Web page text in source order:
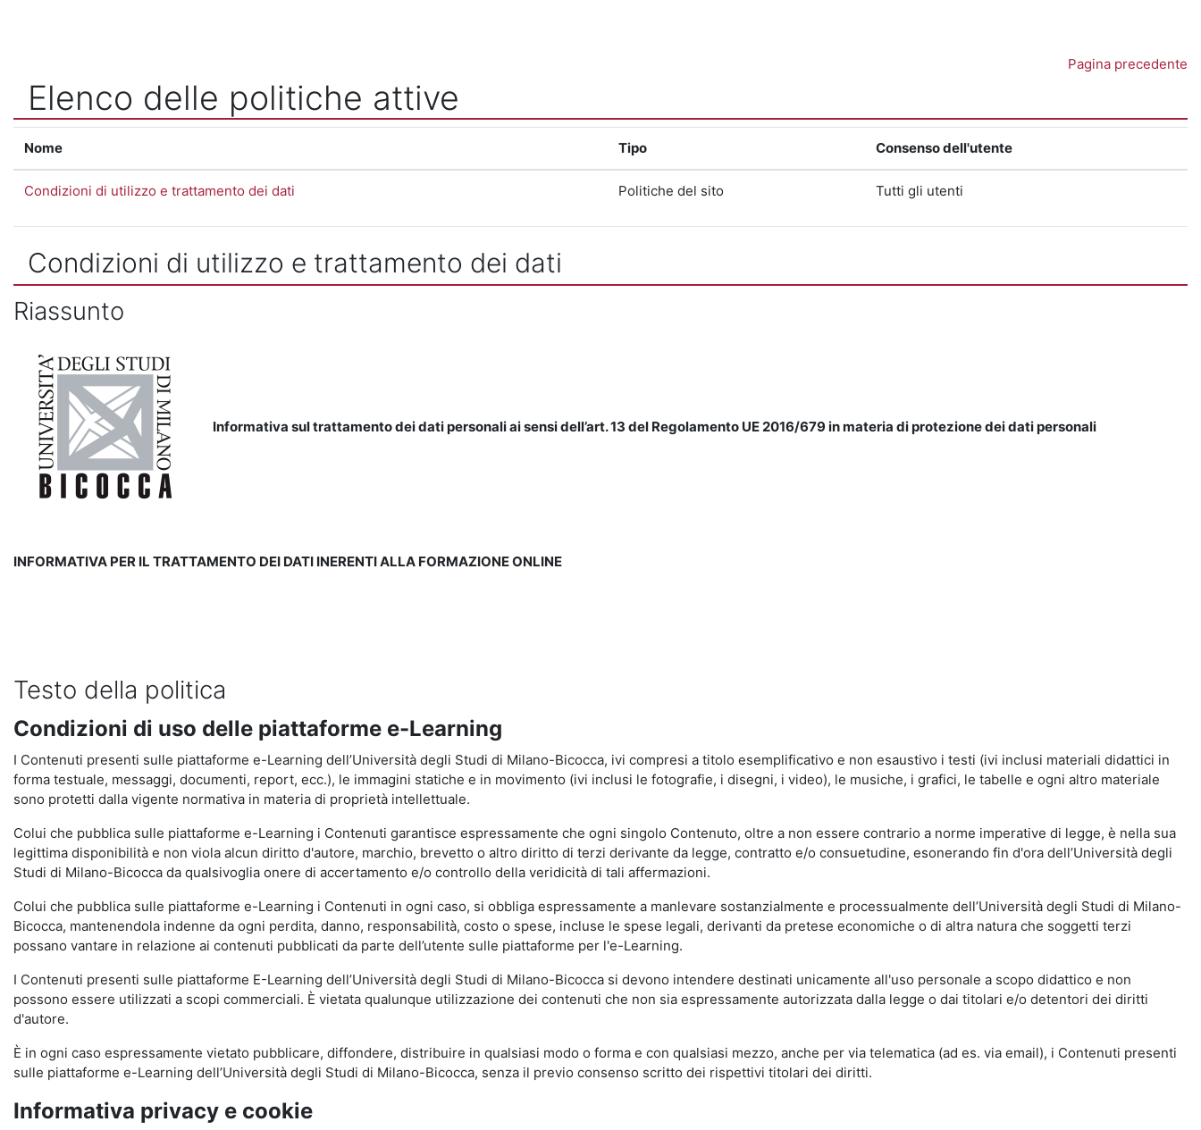
Pagina precedente
Elenco delle politiche attive
Nome Tipo Consenso dell'utente
Condizioni di utilizzo e trattamento dei dati Politiche del sito Tutti gli utenti
Condizioni di utilizzo e trattamento dei dati
Riassunto
Informativa sul trattamento dei dati personali ai sensi dell’art. 13 del Regolamento UE 2016/679 in materia di protezione dei dati personali
INFORMATIVA PER IL TRATTAMENTO DEI DATI INERENTI ALLA FORMAZIONE ONLINE
Testo della politica
Condizioni di uso delle piattaforme e-Learning
I Contenuti presenti sulle piattaforme e-Learning dell’Università degli Studi di Milano-Bicocca, ivi compresi a titolo esemplificativo e non esaustivo i testi (ivi inclusi materiali didattici in
forma testuale, messaggi, documenti, report, ecc.), le immagini statiche e in movimento (ivi inclusi le fotografie, i disegni, i video), le musiche, i grafici, le tabelle e ogni altro materiale
sono protetti dalla vigente normativa in materia di proprietà intellettuale.
Colui che pubblica sulle piattaforme e-Learning i Contenuti garantisce espressamente che ogni singolo Contenuto, oltre a non essere contrario a norme imperative di legge, è nella sua
legittima disponibilità e non viola alcun diritto d'autore, marchio, brevetto o altro diritto di terzi derivante da legge, contratto e/o consuetudine, esonerando fin d'ora dell’Università degli
Studi di Milano-Bicocca da qualsivoglia onere di accertamento e/o controllo della veridicità di tali affermazioni.
Colui che pubblica sulle piattaforme e-Learning i Contenuti in ogni caso, si obbliga espressamente a manlevare sostanzialmente e processualmente dell’Università degli Studi di Milano-
Bicocca, mantenendola indenne da ogni perdita, danno, responsabilità, costo o spese, incluse le spese legali, derivanti da pretese economiche o di altra natura che soggetti terzi
possano vantare in relazione ai contenuti pubblicati da parte dell’utente sulle piattaforme per l'e-Learning.
I Contenuti presenti sulle piattaforme E-Learning dell’Università degli Studi di Milano-Bicocca si devono intendere destinati unicamente all'uso personale a scopo didattico e non
possono essere utilizzati a scopi commerciali. È vietata qualunque utilizzazione dei contenuti che non sia espressamente autorizzata dalla legge o dai titolari e/o detentori dei diritti
d'autore.
È in ogni caso espressamente vietato pubblicare, diffondere, distribuire in qualsiasi modo o forma e con qualsiasi mezzo, anche per via telematica (ad es. via email), i Contenuti presenti
sulle piattaforme e-Learning dell’Università degli Studi di Milano-Bicocca, senza il previo consenso scritto dei rispettivi titolari dei diritti.
Informativa privacy e cookie